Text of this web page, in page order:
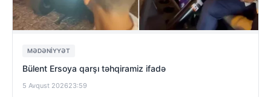
MƏDƏNIYYƏT
Bülent Ersoya qarşı təhqiramiz ifadə
5 Avqust 202623:59